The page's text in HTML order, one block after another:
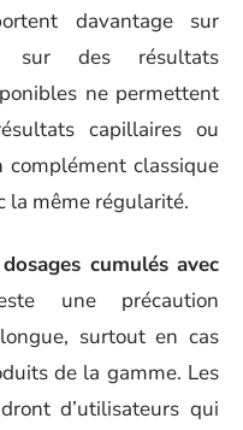
davantage sur
sur des résultats
ne permettent
capillaires ou
complément classique
la même régularité.
cumulés avec
une précaution
surtout en cas
de la gamme. Les
d’utilisateurs qui